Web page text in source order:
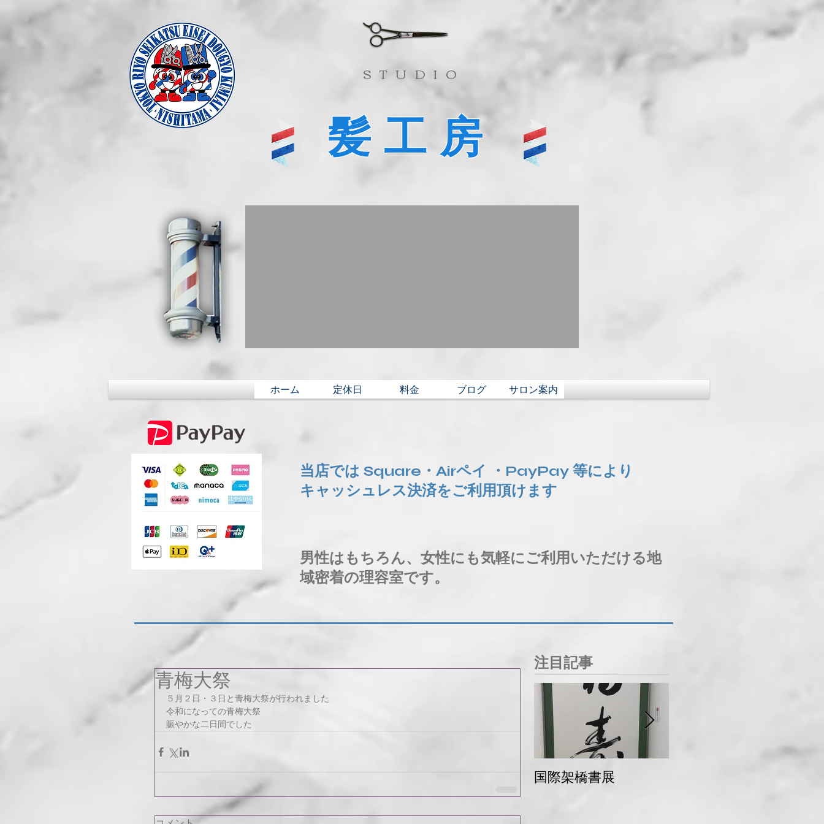
​STUDIO
髪工房
ホーム 定休日 料金 ブログ サロン案内
当店では Square・Airペイ ・PayPay 等により
​キャッシュレス決済をご利用頂けます
男性はもちろん、女性にも気軽にご利用いただける地
域密着の理容室です。
青梅大祭
５月２日・３日と青梅大祭が行われました
令和になっての青梅大祭
賑やかな二日間でした
注目記事
国際架橋書展